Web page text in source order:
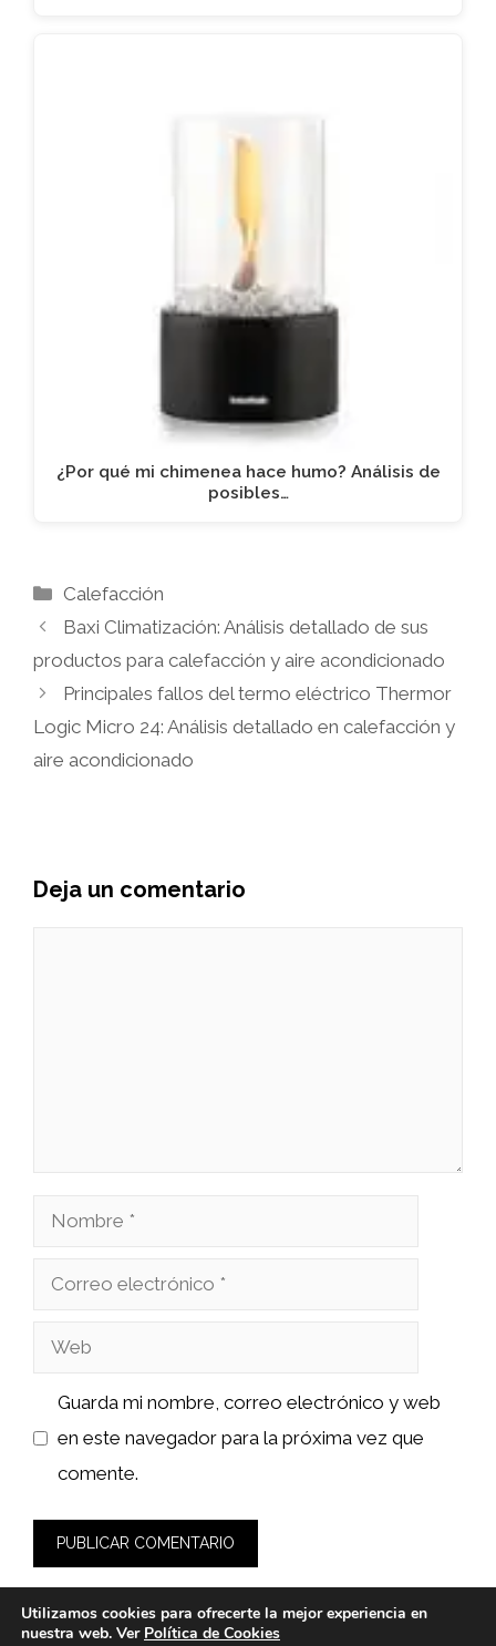
¿Por qué mi chimenea hace humo? Análisis de
posibles…
Categorías
Calefacción
Baxi Climatización: Análisis detallado de sus
productos para calefacción y aire acondicionado
Principales fallos del termo eléctrico Thermor
Logic Micro 24: Análisis detallado en calefacción y
aire acondicionado
Deja un comentario
Nombre
Correo
Web
Guarda mi nombre, correo electrónico y web
en este navegador para la próxima vez que
comente.
Utilizamos cookies para ofrecerte la mejor experiencia en
nuestra web. Ver Política de Cookies